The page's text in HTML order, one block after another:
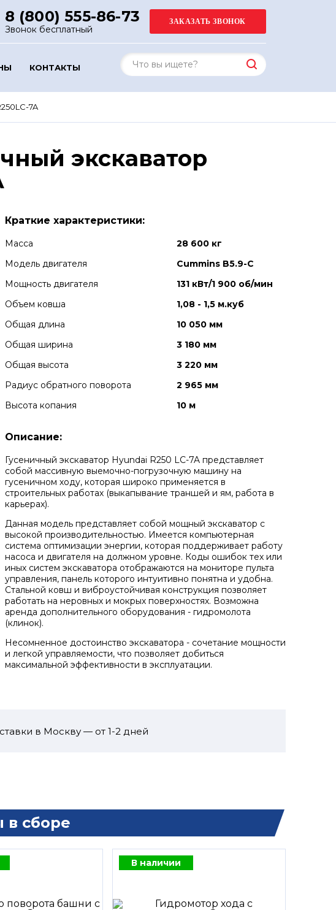
8 (800) 555-86-73
Звонок бесплатный
КОНТАКТЫ
7A
экскаватор
Краткие характеристики:
Масса
28 600 кг
Модель двигателя
Cummins B5.9-C
Мощность двигателя
131 кВт/1 900 об/мин
Объем ковша
1,08 - 1,5 м.куб
Общая длина
10 050 мм
Общая ширина
3 180 мм
Общая высота
3 220 мм
Радиус обратного поворота
2 965 мм
Высота копания
10 м
Описание:
Гусеничный экскаватор Hyundai R250 LC-7A представляет
собой массивную выемочно-погрузочную машину на
гусеничном ходу, которая широко применяется в
строительных работах (выкапывание траншей и ям, работа в
карьерах).
Данная модель представляет собой мощный экскаватор с
высокой производительностью. Имеется компьютерная
система оптимизации энергии, которая поддерживает работу
насоса и двигателя на должном уровне. Коды ошибок тех или
иных систем экскаватора отображаются на мониторе пульта
управления, панель которого интуитивно понятна и удобна.
Стальной ковш и виброустойчивая конструкция позволяет
работать на неровных и мокрых поверхностях. Возможна
аренда дополнительного оборудования - гидромолота
(клинок).
Несомненное достоинство экскаватора - сочетание мощности
и легкой управляемости, что позволяет добиться
максимальной эффективности в эксплуатации.
в Москву — от 1-2 дней
в сборе
В наличии